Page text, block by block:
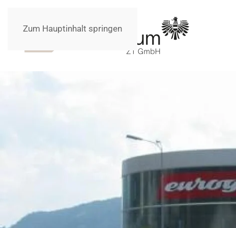
Zum Hauptinhalt springen